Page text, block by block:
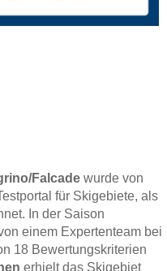
​Falcade wurde von
für Skigebiete, als
In der Saison
einem Expertenteam bei
18 Bewertungskriterien
erhielt das Skigebiet